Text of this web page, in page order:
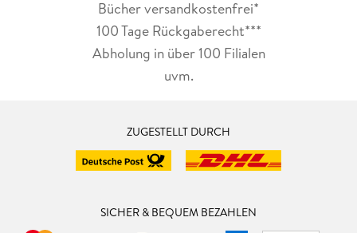
Bücher versandkostenfrei*
100 Tage Rückgaberecht***
Abholung in über 100 Filialen
uvm.
ZUGESTELLT DURCH
SICHER & BEQUEM BEZAHLEN